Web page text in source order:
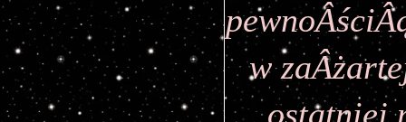
w
ostatniej